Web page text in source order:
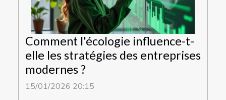
Comment l'écologie influence-t-
elle les stratégies des entreprises
modernes ?
15/01/2026 20:15